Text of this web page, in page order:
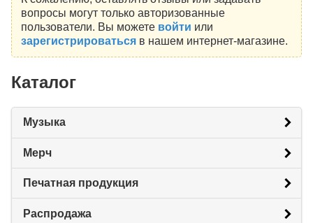
вопросы могут только авторизованные
пользователи. Вы можете войти или
зарегистрироватьсяв нашем интернет-магазине.
Каталог
Музыка
Мерч
Печатная продукция
Распродажа